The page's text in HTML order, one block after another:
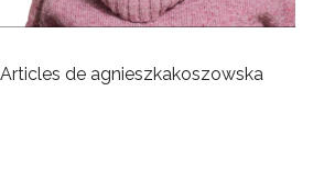
Articles de agnieszkakoszowska